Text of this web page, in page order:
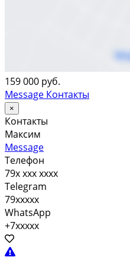
159 000 руб.
Message Контакты
×
Контакты
Максим
Message
Телефон
79x xxx xxxx
Telegram
79xxxxx
WhatsApp
+7xxxxx